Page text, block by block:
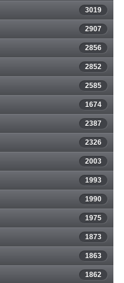
3019
2907
2856
2852
2585
1674
2387
2326
2003
1993
1990
1975
1873
1863
1862